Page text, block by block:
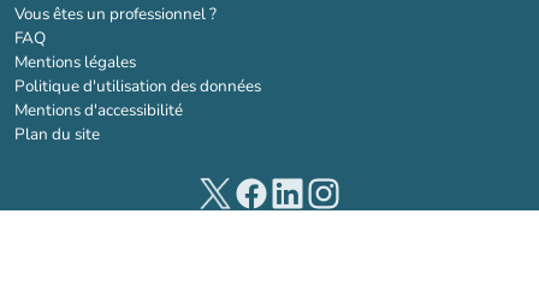
Vous êtes un professionnel ?(nouvel onglet)
FAQ
Mentions légales
Politique d'utilisation des données
Mentions d'accessibilité
Plan du site
(nouvel onglet)
(nouvel onglet)
(nouvel onglet)